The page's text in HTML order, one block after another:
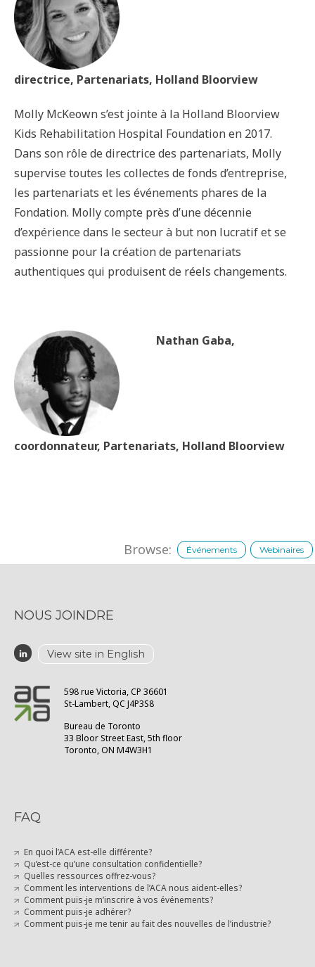
directrice, Partenariats, Holland Bloorview
Molly McKeown s’est jointe à la Holland Bloorview
Kids Rehabilitation Hospital Foundation en 2017.
Dans son rôle de directrice des partenariats, Molly
supervise toutes les collectes de fonds d’entreprise,
les partenariats et les événements phares de la
Fondation. Molly compte près d’une décennie
d’expérience dans le secteur à but non lucratif et se
passionne pour la création de partenariats
authentiques qui produisent de réels changements.
Nathan Gaba,
coordonnateur, Partenariats, Holland Bloorview
Browse: Événements Webinaires
NOUS JOINDRE
View site in English
598 rue Victoria, CP 36601
St-Lambert, QC J4P3S8
Bureau de Toronto
33 Bloor Street East, 5th floor
Toronto, ON M4W3H1
FAQ
En quoi l’ACA est-elle différente?
Qu’est-ce qu’une consultation confidentielle?
Quelles ressources offrez-vous?
Comment les interventions de l’ACA nous aident-elles?
Comment puis-je m’inscrire à vos événements?
Comment puis-je adhérer?
Comment puis-je me tenir au fait des nouvelles de l’industrie?